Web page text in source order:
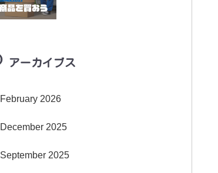
アーカイブス
February 2026
December 2025
September 2025